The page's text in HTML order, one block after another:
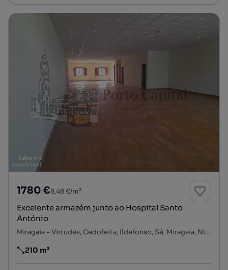
1780 €8,48 €/m²
Excelente armazém junto ao Hospital Santo
António
Miragaia - Virtudes, Cedofeita, Ildefonso, Sé, Miragaia, Nicolau, Vitória, Porto, Porto
Preço por metro quadrado
210 m²